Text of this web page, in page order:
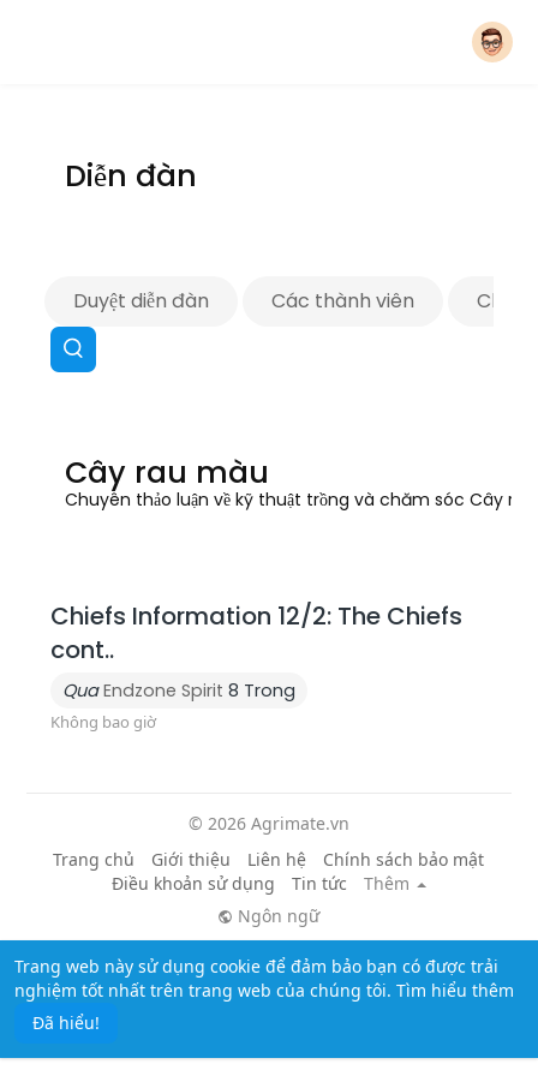
Trang web này sử dụng cookie để đảm bảo bạn có được trải
nghiệm tốt nhất trên trang web của chúng tôi. Tìm hiểu thêm
Đã hiểu!
Diễn đàn
Duyệt diễn đàn Các thành viên Chủ
Cây rau màu
Chuyên thảo luận về kỹ thuật trồng và chăm sóc Cây
Chiefs Information 12/2: The Chiefs
cont..
Qua Endzone Spirit 8 Trong
Không bao giờ
© 2026 Agrimate.vn
Trang chủ
Giới thiệu Liên hệ
Chính sách bảo mật
Điều khoản sử dụng
Tin tức
Thêm
Ngôn ngữ